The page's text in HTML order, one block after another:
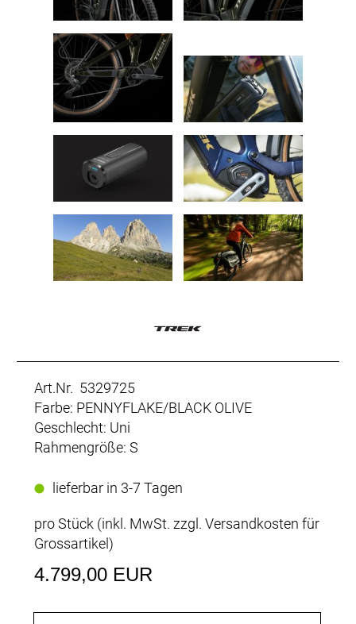
Art.Nr. 5329725
Farbe: PENNYFLAKE/BLACK OLIVE
Geschlecht: Uni
Rahmengröße: S
lieferbar in 3-7 Tagen
pro Stück (inkl. MwSt. zzgl. Versandkosten für
Grossartikel)
4.799,00 EUR